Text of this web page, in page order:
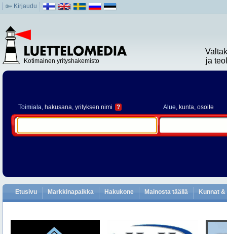
Kirjaudu
Kotimainen yrityshakemisto
ja
Toimiala, hakusana, yrityksen nimi ? Alue, kunta, osoite
Etusivu Markkinapaikka Hakukone Mainosta täällä Kunnat